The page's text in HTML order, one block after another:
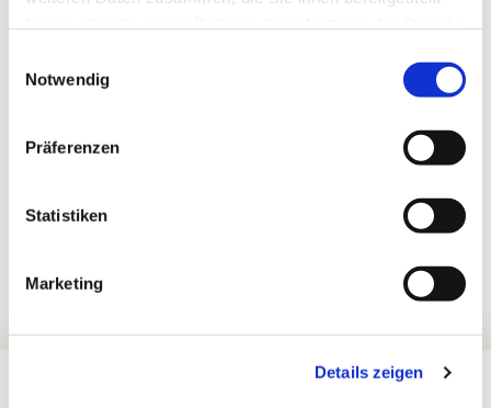
Notwendig
Präferenzen
Statistiken
Marketing
Details zeigen